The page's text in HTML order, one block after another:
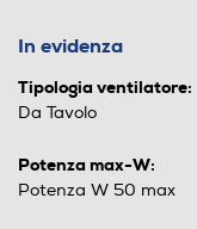
In evidenza
Tipologia ventilatore:
Da Tavolo
Potenza max-W:
Potenza W 50 max